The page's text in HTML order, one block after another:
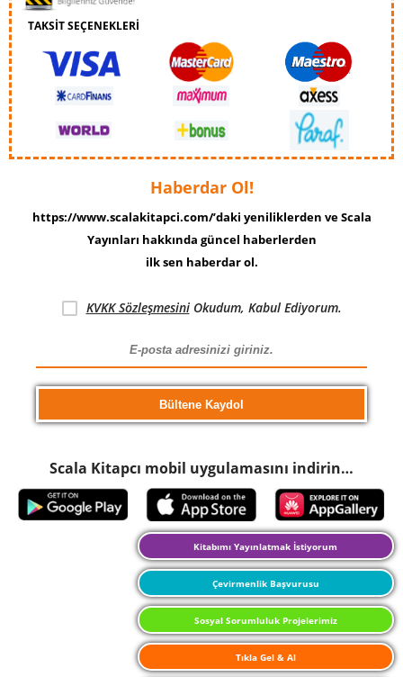
TAKSİT SEÇENEKLERİ
Haberdar Ol!
https://www.scalakitapci.com/’daki yeniliklerden ve Scala
Yayınları hakkında güncel haberlerden
ilk sen haberdar ol.
KVKK SözleşmesiniOkudum, Kabul Ediyorum.
Scala Kitapcı mobil uygulamasını indirin…
Kitabımı Yayınlatmak İstiyorum
Çevirmenlik Başvurusu
Sosyal Sorumluluk Projelerimiz
Tıkla Gel & Al